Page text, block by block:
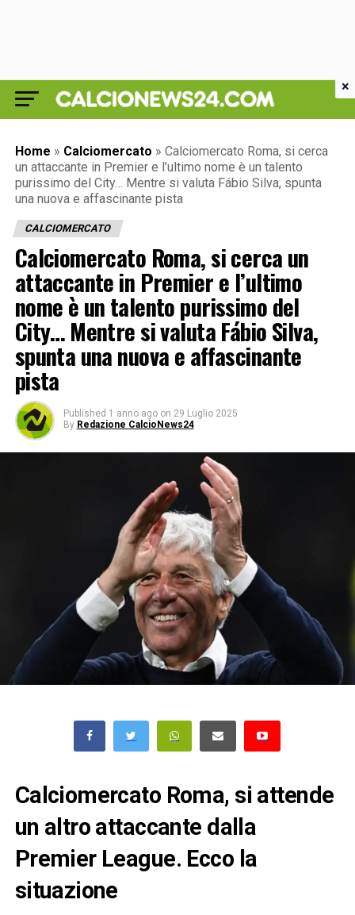
Home » Calciomercato » Calciomercato Roma, si cerca
un attaccante in Premier e l’ultimo nome è un talento
purissimo del City… Mentre si valuta Fábio Silva, spunta
una nuova e affascinante pista
CALCIOMERCATO
Calciomercato Roma, si cerca un
attaccante in Premier e l’ultimo
nome è un talento purissimo del
City… Mentre si valuta Fábio Silva,
spunta una nuova e affascinante
pista
Published 1 anno ago on 29 Luglio 2025
By Redazione CalcioNews24
Calciomercato Roma, si attende
un altro attaccante dalla
Premier League. Ecco la
situazione
×